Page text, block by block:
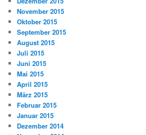
November 2015
Oktober 2015
September 2015
August 2015
Juli 2015
Juni 2015
Mai 2015
April 2015
März 2015
Februar 2015
Januar 2015
Dezember 2014